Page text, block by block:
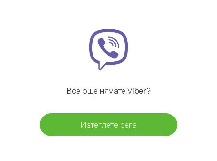
Все още нямате Viber?
Изтеглете сега